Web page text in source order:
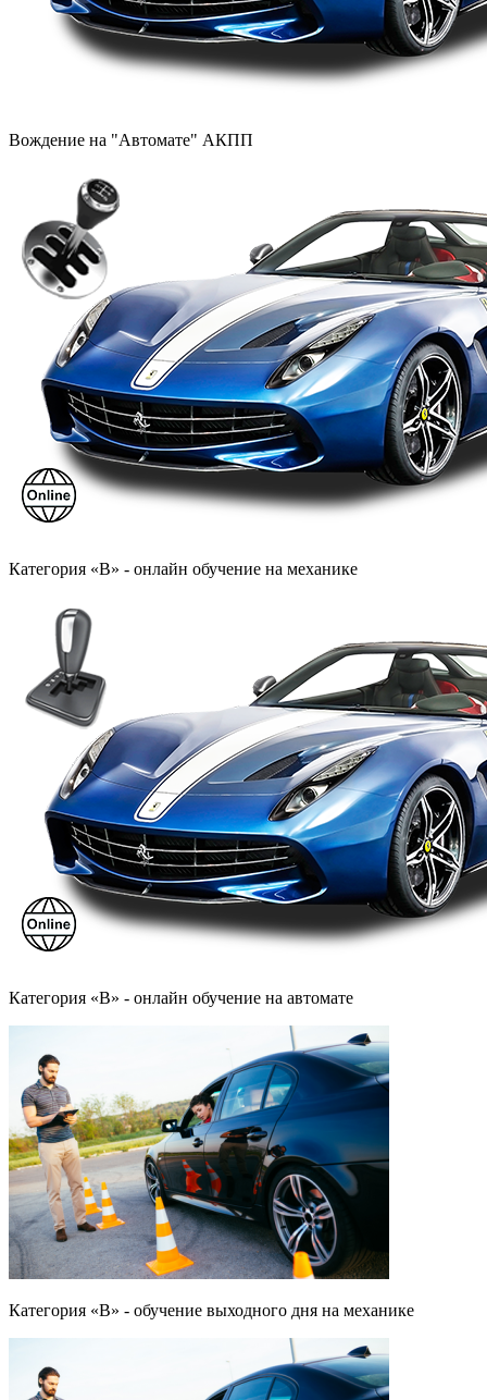
Вождение на "Автомате" АКПП
Категория «B» - онлайн обучение на механике
Категория «B» - онлайн обучение на автомате
Категория «B» - обучение выходного дня на механике